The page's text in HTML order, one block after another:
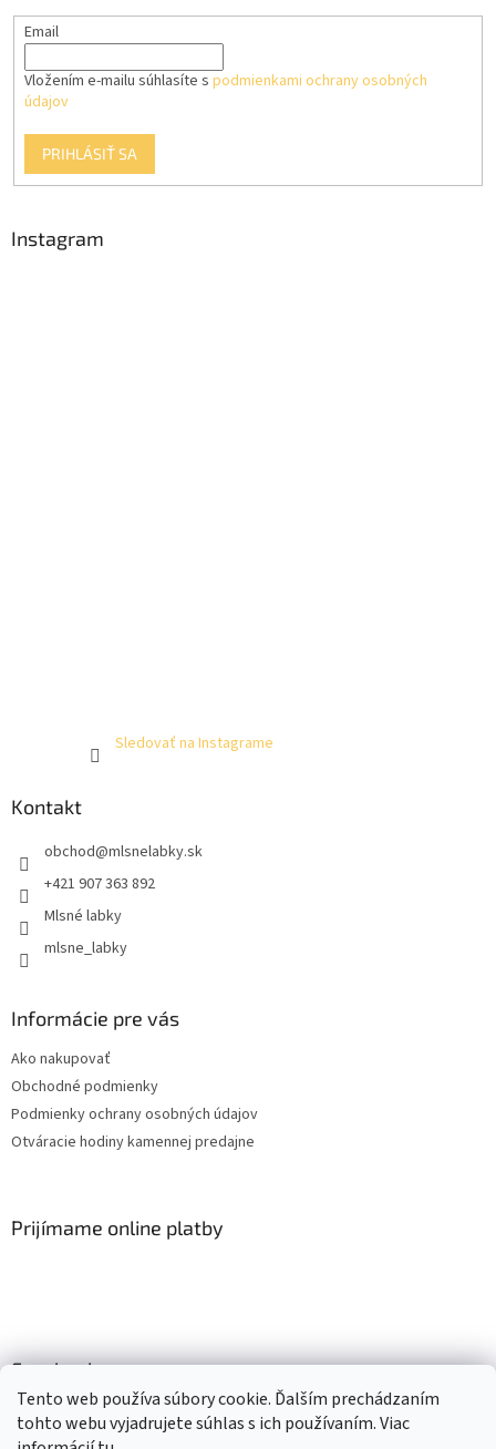
Tento web používa súbory cookie. Ďalším prechádzaním
tohto webu vyjadrujete súhlas s ich používaním. Viac
y
p
Email
Vložením e-mailu súhlasíte s podmienkami ochrany osobných
údajov
PRIHLÁSIŤ SA
Instagram
Sledovať na Instagrame
Kontakt
obchod@mlsnelabky.sk
+421 907 363 892
Mlsné labky
mlsne_labky
Informácie pre vás
Ako nakupovať
Obchodné podmienky
Podmienky ochrany osobných údajov
Otváracie hodiny kamennej predajne
Prijímame online platby
Facebook